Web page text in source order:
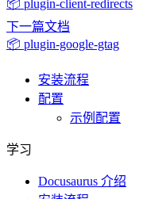
📦 plugin-client-redirects
下一篇文档
📦 plugin-google-gtag
安装流程
配置
示例配置
学习
Docusaurus 介绍